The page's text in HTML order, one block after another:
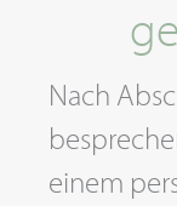
Nach
einem